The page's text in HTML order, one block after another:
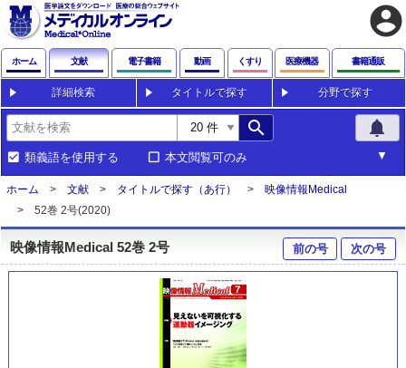
account_circle
ホーム 文献 電子書籍 動画 くすり 医療機器 書籍通販
詳細検索 タイトルで探す 分野で探す
search notifications
類義語を使用する 本文閲覧可のみ
ホーム 文献 タイトルで探す（あ行）
映像情報Medical
52巻 2号(2020)
映像情報Medical 52巻 2号 前の号 次の号